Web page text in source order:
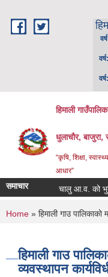
हिमाली
धुलाचौर,
“कृषि, शिक्षा,
आधार”
समाचार चालु आ.व. को
You are
Home » हिमाली गाउ पालिकाकाे
हिमाली गाउ
व्यवस्थापन